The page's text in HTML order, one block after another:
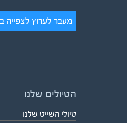
מעבר לערוץ לצפייה
הטיולים שלנו
טיולי השייט שלנו